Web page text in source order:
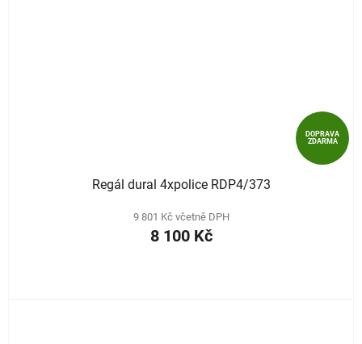
DOPRAVA
ZDARMA
Regál dural 4xpolice RDP4/373
9 801 Kč včetně DPH
8 100 Kč